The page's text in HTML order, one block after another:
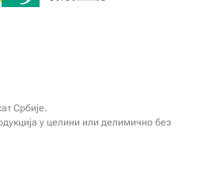
Србије.
у целини или делимично без